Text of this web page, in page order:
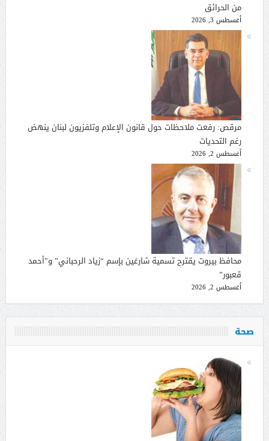
من الحرائق
أغسطس 3, 2026
مرقص: رفعت ملاحظات حول قانون الإعلام وتلفزيون لبنان ينهض
رغم التحديات
أغسطس 2, 2026
محافظ بيروت يقترح تسمية شارعَين بإسم “زياد الرحباني” و”أحمد
قعبور”
أغسطس 2, 2026
صحة